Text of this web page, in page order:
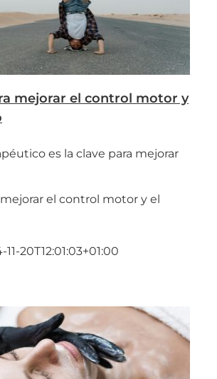
mejorar el control motor y
es la clave para mejorar
el control motor y el
11-20T12:01:03+01:00